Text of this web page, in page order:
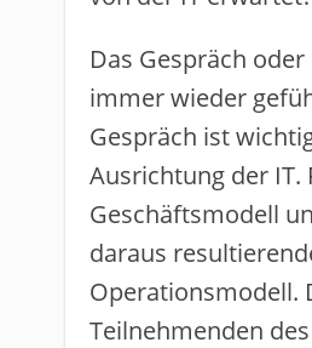
Das Gespräch
immer wieder
Gespräch ist
Ausrichtung der IT.
Geschäftsmodell
daraus
Operationsmodell.
Teilnehmenden